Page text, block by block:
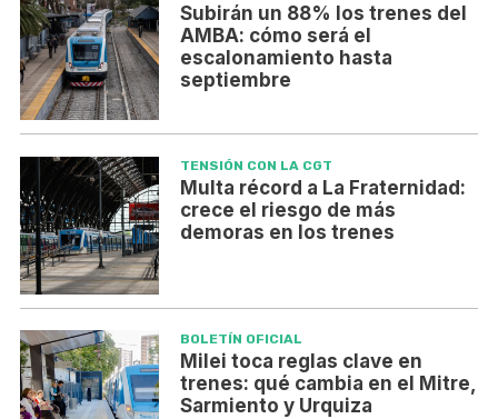
Subirán un 88% los trenes del
AMBA: cómo será el
escalonamiento hasta
septiembre
TENSIÓN CON LA CGT
Multa récord a La Fraternidad:
crece el riesgo de más
demoras en los trenes
BOLETÍN OFICIAL
Milei toca reglas clave en
trenes: qué cambia en el Mitre,
Sarmiento y Urquiza